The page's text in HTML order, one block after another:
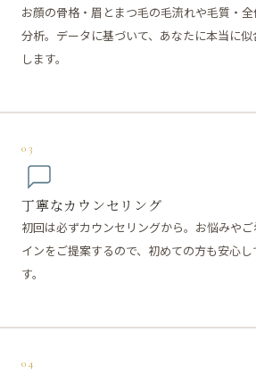
お顔の骨格・眉とまつ毛の毛流れや毛質・
分析。データに基づいて、あなたに本当に
します。
03
丁寧なカウンセリング
初回は必ずカウンセリングから。お悩みや
インをご提案するので、初めての方も安心
す。
04